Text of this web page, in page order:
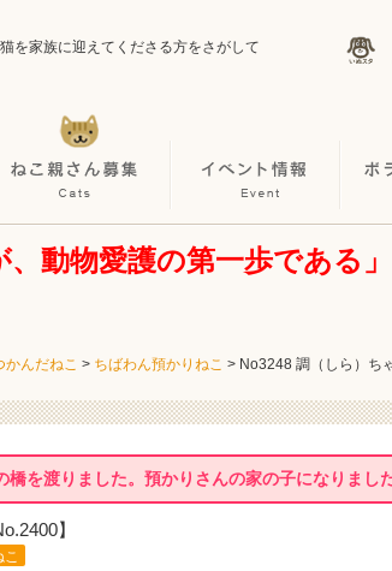
を家族に迎えてくださる方をさがして
動物愛護の第一歩である」
かんだねこ > ちばわん預かりねこ > No3248 調（しら）ち
橋を渡りました。預かりさんの家の子になりました
】
こ